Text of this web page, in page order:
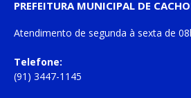
PREFEITURA MUNICIPAL DE
Atendimento de segunda à sexta de
Telefone:
(91) 3447-1145